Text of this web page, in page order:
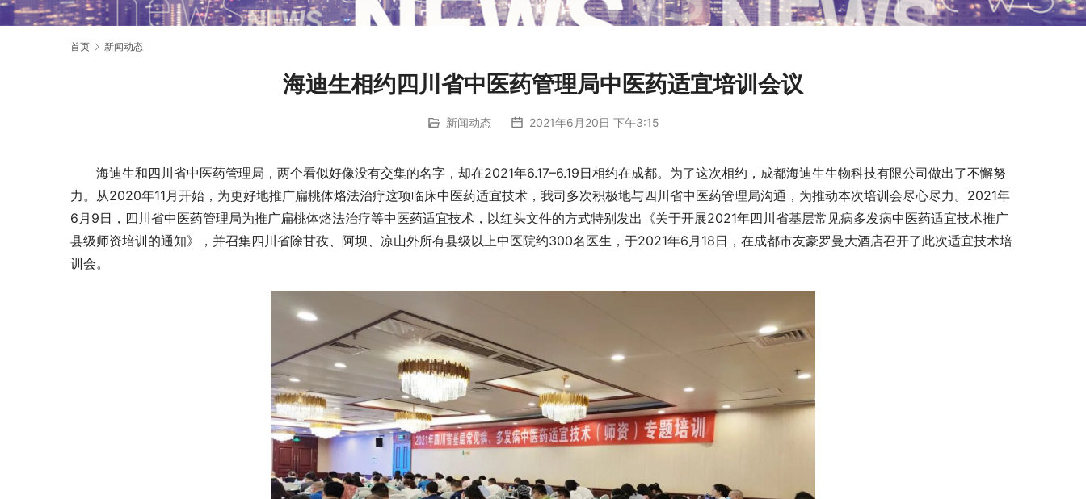
首页 新闻动态
海迪生相约四川省中医药管理局中医药适宜培训会议
新闻动态 2021年6月20日 下午3:15
海迪生和四川省中医药管理局，两个看似好像没有交集的名字，却在2021年6.17–6.19日相约在成都。为了这次相约，成都海迪生生物科技有限公司做出了不懈努
力。从2020年11月开始，为更好地推广扁桃体烙法治疗这项临床中医药适宜技术，我司多次积极地与四川省中医药管理局沟通，为推动本次培训会尽心尽力。2021年
6月9日，四川省中医药管理局为推广扁桃体烙法治疗等中医药适宜技术，以红头文件的方式特别发出《关于开展2021年四川省基层常见病多发病中医药适宜技术推广
县级师资培训的通知》，并召集四川省除甘孜、阿坝、凉山外所有县级以上中医院约300名医生，于2021年6月18日，在成都市友豪罗曼大酒店召开了此次适宜技术培
训会。